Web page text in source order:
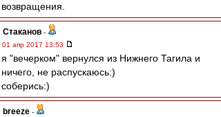
возвращения.
Cтаканов -
01 апр 2017 13:53
я "вечерком" вернулся из Нижнего Тагила и
ничего, не распускаюсь:)
соберись:)
breeze -